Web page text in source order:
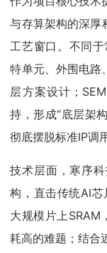
与存算架构的深厚
工艺窗口。不同
特单元、外围电路
层方案设计；
持，形成“底层架
彻底摆脱标准IP调
技术层面，寒序
构，直击传统AI芯
大规模片上SRAM
耗高的难题；结合